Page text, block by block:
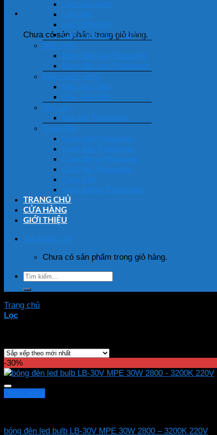
Giỏ hàng
Chưa có sản phẩm trong giỏ hàng.
Led sân vườn
Led pha
Led chống nổ
Cảm biến chuyển động
Máy bơm
Bơm tăng áp Panasonic
Bơm đẩy cao Panasonic
Máy nước nóng
Máy trực tiếp
Máy gián tiếp
Sấy tay
Sấy tay Panasonic
Quạt điện
Quạt bàn Panasonic
Quạt đảo Panasonic
Quạt đứng Panasonic
Quạt hút Panasonic
Quạt trần
Quạt tường Panasonic
TRANG CHỦ
CỬA HÀNG
GIỚI THIỆU
Giỏ hàng / 0 ₫
Chưa có sản phẩm trong giỏ hàng.
Tìm
Trang chủ
Lọc
-30%
bóng đèn led bulb LB-30V MPE 30W 2800 – 3200K 220V